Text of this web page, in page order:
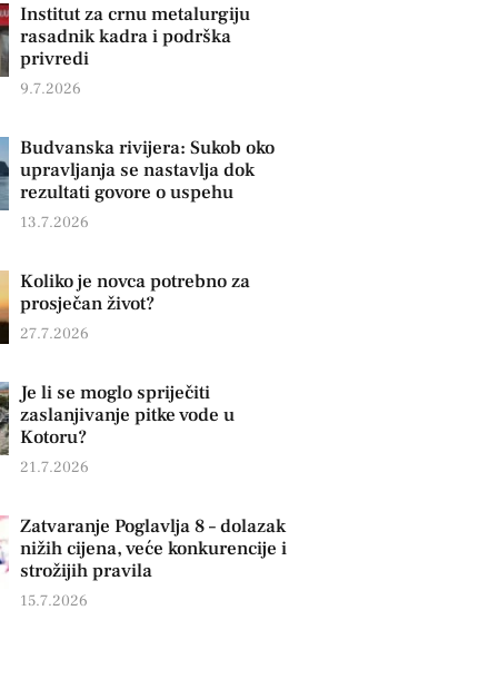
Institut za crnu metalurgiju
rasadnik kadra i podrška
privredi
9.7.2026
Budvanska rivijera: Sukob oko
upravljanja se nastavlja dok
rezultati govore o uspehu
13.7.2026
Koliko je novca potrebno za
prosječan život?
27.7.2026
Je li se moglo spriječiti
zaslanjivanje pitke vode u
Kotoru?
21.7.2026
Zatvaranje Poglavlja 8 – dolazak
nižih cijena, veće konkurencije i
strožijih pravila
15.7.2026